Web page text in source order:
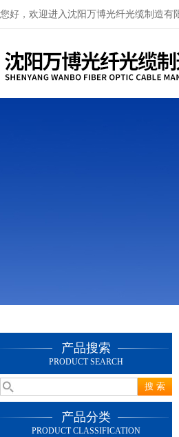
您好，欢迎进入沈阳万博光纤光缆制造有
产品搜索
PRODUCT SEARCH
产品分类
PRODUCT CLASSIFICATION